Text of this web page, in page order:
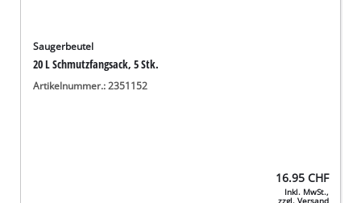
Saugerbeutel
20 L Schmutzfangsack, 5 Stk.
Artikelnummer.: 2351152
16.95 CHF
Inkl. MwSt.,
zzgl. Versand